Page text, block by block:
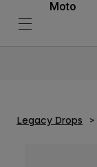
Moto
Legacy Drops